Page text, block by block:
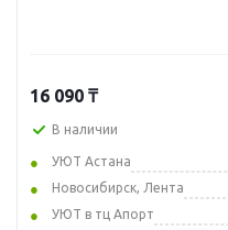
16 090 ₸
В наличии
УЮТ Астана
Новосибирск, Лента
УЮТ в тц Апорт